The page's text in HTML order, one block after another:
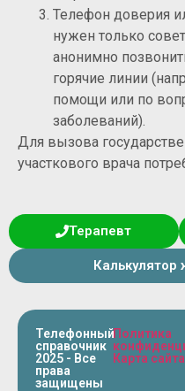
Телефон доверия
нужен только
анонимно
горячие линии
помощи или по
заболеваний).
Для вызова
участкового врача
Терапевт
Телефонный
справочник
2025 - Все
права
защищены
Политика
Карта сайта